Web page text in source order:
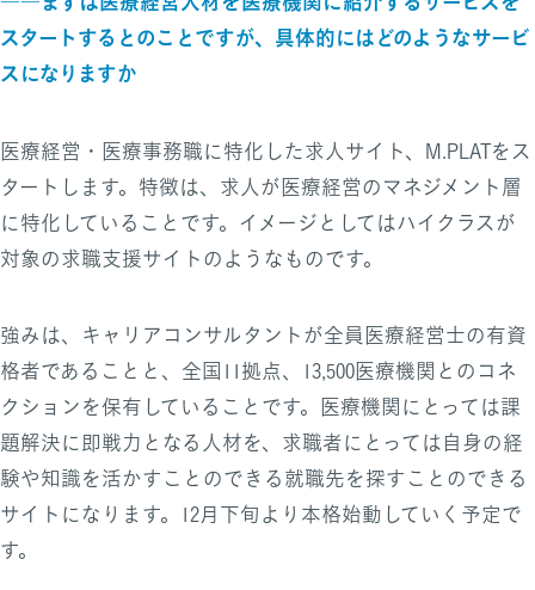
スタートするとのことですが、具体的にはどのようなサービ
スになりますか
医療経営・医療事務職に特化した求人サイト、M.PLATをス
タートします。特徴は、求人が医療経営のマネジメント層
に特化していることです。イメージとしてはハイクラスが
対象の求職支援サイトのようなものです。
強みは、キャリアコンサルタントが全員医療経営士の有資
格者であることと、全国11拠点、13,500医療機関とのコネ
クションを保有していることです。医療機関にとっては課
題解決に即戦力となる人材を、求職者にとっては自身の経
験や知識を活かすことのできる就職先を探すことのできる
サイトになります。12月下旬より本格始動していく予定で
す。